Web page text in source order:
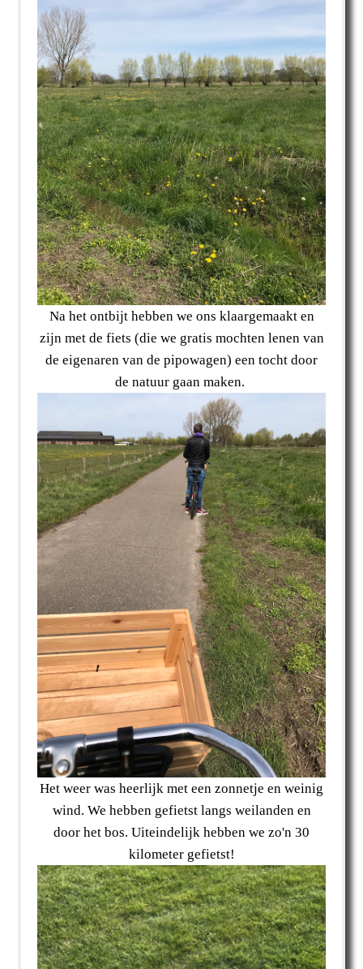
Na het ontbijt hebben we ons klaargemaakt en
zijn met de fiets (die we gratis mochten lenen van
de eigenaren van de pipowagen) een tocht door
de natuur gaan maken.
Het weer was heerlijk met een zonnetje en weinig
wind. We hebben gefietst langs weilanden en
door het bos. Uiteindelijk hebben we zo'n 30
kilometer gefietst!